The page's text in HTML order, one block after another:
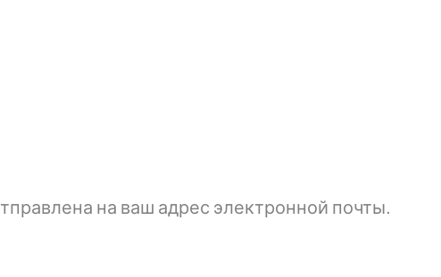
​​на ваш адрес электронной почты.